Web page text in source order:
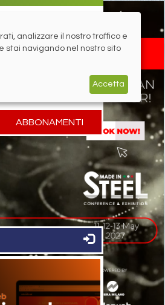
ABBONAMENTI
analizzare il nostro traffico e
stai navigando nel nostro sito
Accetta